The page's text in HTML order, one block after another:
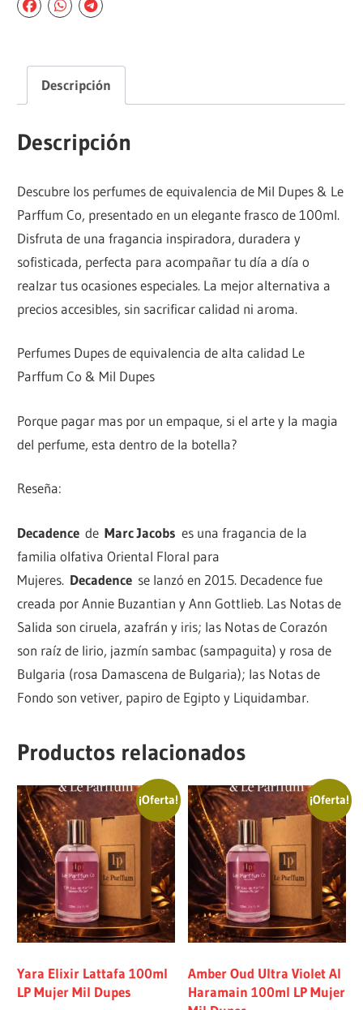
Descripción
Descripción
Descubre los perfumes de equivalencia de Mil Dupes & Le
Parffum Co, presentado en un elegante frasco de 100ml.
Disfruta de una fragancia inspiradora, duradera y
sofisticada, perfecta para acompañar tu día a día o
realzar tus ocasiones especiales. La mejor alternativa a
precios accesibles, sin sacrificar calidad ni aroma.
Perfumes Dupes de equivalencia de alta calidad Le
Parffum Co & Mil Dupes
Porque pagar mas por un empaque, si el arte y la magia
del perfume, esta dentro de la botella?
Reseña:
Decadence deMarc Jacobs es una fragancia de la
familia olfativa Oriental Floral para
Mujeres. Decadence se lanzó en 2015. Decadence fue
creada por Annie Buzantian y Ann Gottlieb. Las Notas de
Salida son ciruela, azafrán y iris; las Notas de Corazón
son raíz de lirio, jazmín sambac (sampaguita) y rosa de
Bulgaria (rosa Damascena de Bulgaria); las Notas de
Fondo son vetiver, papiro de Egipto y Liquidambar.
Productos relacionados
¡Oferta!
Yara Elixir Lattafa 100ml
LP Mujer Mil Dupes
¡Oferta!
Amber Oud Ultra Violet Al
Haramain 100ml LP Mujer